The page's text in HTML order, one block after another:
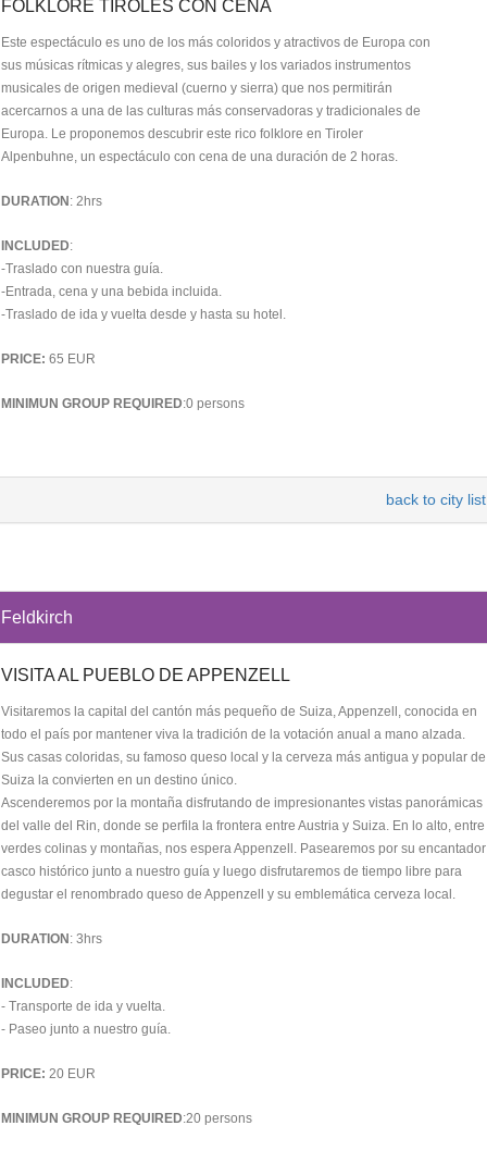
FOLKLORE TIROLES CON CENA
Este espectáculo es uno de los más coloridos y atractivos de Europa con
sus músicas rítmicas y alegres, sus bailes y los variados instrumentos
musicales de origen medieval (cuerno y sierra) que nos permitirán
acercarnos a una de las culturas más conservadoras y tradicionales de
Europa. Le proponemos descubrir este rico folklore en Tiroler
Alpenbuhne, un espectáculo con cena de una duración de 2 horas.
DURATION : 2hrs
INCLUDED:
-Traslado con nuestra guía.
-Entrada, cena y una bebida incluida.
-Traslado de ida y vuelta desde y hasta su hotel.
PRICE: 65 EUR
MINIMUN GROUP REQUIRED:0 persons
back to city list
Feldkirch
VISITA AL PUEBLO DE APPENZELL
Visitaremos la capital del cantón más pequeño de Suiza, Appenzell, conocida en
todo el país por mantener viva la tradición de la votación anual a mano alzada.
Sus casas coloridas, su famoso queso local y la cerveza más antigua y popular de
Suiza la convierten en un destino único.
Ascenderemos por la montaña disfrutando de impresionantes vistas panorámicas
del valle del Rin, donde se perfila la frontera entre Austria y Suiza. En lo alto, entre
verdes colinas y montañas, nos espera Appenzell. Pasearemos por su encantador
casco histórico junto a nuestro guía y luego disfrutaremos de tiempo libre para
degustar el renombrado queso de Appenzell y su emblemática cerveza local.
DURATION : 3hrs
INCLUDED:
- Transporte de ida y vuelta.
- Paseo junto a nuestro guía.
PRICE: 20 EUR
MINIMUN GROUP REQUIRED:20 persons